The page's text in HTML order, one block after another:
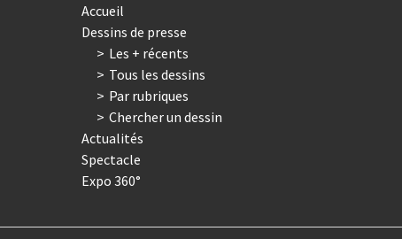
Accueil
Dessins de presse
Les + récents
Tous les dessins
Par rubriques
Chercher un dessin
Actualités
Spectacle
Expo 360°